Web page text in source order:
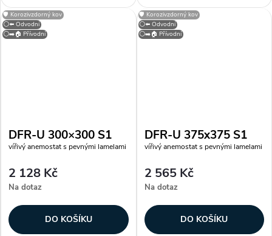
výtlaku nebo sání, s
demontovatelnou středovou
částí. Dle provedení lamel je
výtlaku nebo sání, s
demontovatelnou středovou
částí. Dle provedení lamel je
⚪⬅️ Odvodní
⚪➡️🏠 Přívodní
🛡️ Korozivzdorný kov
DFR-U 300×300 S1
vířivý anemostat s pevnými lamelami
2 128 Kč
Na dotaz
DO KOŠÍKU
⚪⬅️ Odvodní
⚪➡️🏠 Přívodní
🛡️ Korozivzdorný kov
DFR-U 375x375 S1
vířivý anemostat s pevnými lamelami
2 565 Kč
Na dotaz
DO KOŠÍKU